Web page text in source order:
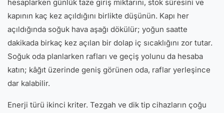
hesaplarken günlük taze giriş miktarını, stok süresini ve
kapının kaç kez açıldığını birlikte düşünün. Kapı her
açıldığında soğuk hava aşağı dökülür; yoğun saatte
dakikada birkaç kez açılan bir dolap iç sıcaklığını zor tutar.
Soğuk oda planlarken rafları ve geçiş yolunu da hesaba
katın; kâğıt üzerinde geniş görünen oda, raflar yerleşince
dar kalabilir.
Enerji türü ikinci kriter. Tezgah ve dik tip cihazların çoğu